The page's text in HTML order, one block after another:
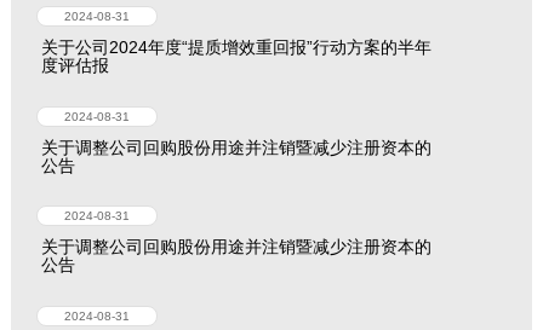
2024-08-31
关于公司2024年度“提质增效重回报”行动方案的半年
度评估报
2024-08-31
关于调整公司回购股份用途并注销暨减少注册资本的
公告
2024-08-31
关于调整公司回购股份用途并注销暨减少注册资本的
公告
2024-08-31